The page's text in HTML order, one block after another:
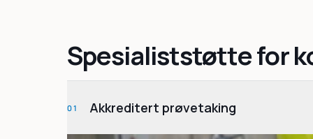
Spesialiststøtte for
01 Akkreditert prøvetaking